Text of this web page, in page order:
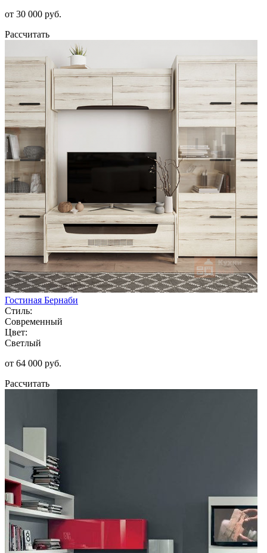
от 30 000 руб.
Рассчитать
Гостиная Бернаби
Стиль:
Современный
Цвет:
Светлый
от 64 000 руб.
Рассчитать